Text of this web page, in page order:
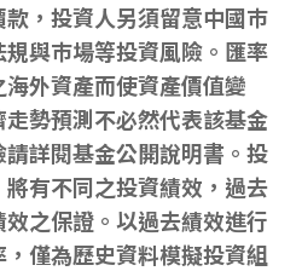
，投資人另須留意中國巿
與巿場等投資風險。匯率
外資產而使資產價值變
勢預測不必然代表該基金
詳閱基金公開說明書。投
有不同之投資績效，過去
之保證。以過去績效進行
僅為歷史資料模擬投資組